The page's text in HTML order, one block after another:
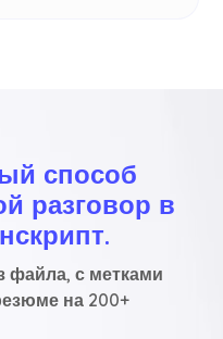
способ
разговор в
файла, с метками
на 200+